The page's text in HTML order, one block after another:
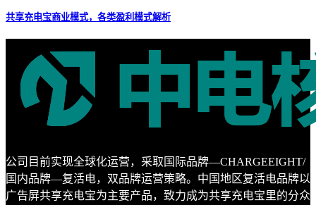
共享充电宝商业模式，各类盈利模式解析
公司目前实现全球化运营，采取国际品牌—CHARGEEIGHT/
国内品牌—复活电，双品牌运营策略。中国地区复活电品牌以
广告屏共享充电宝为主要产品，致力成为共享充电宝里的分众